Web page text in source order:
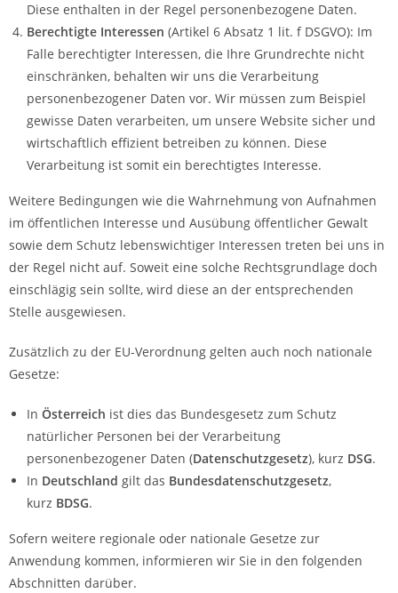
Diese enthalten in der Regel personenbezogene Daten.
Berechtigte Interessen (Artikel 6 Absatz 1 lit. f DSGVO): Im
Falle berechtigter Interessen, die Ihre Grundrechte nicht
einschränken, behalten wir uns die Verarbeitung
personenbezogener Daten vor. Wir müssen zum Beispiel
gewisse Daten verarbeiten, um unsere Website sicher und
wirtschaftlich effizient betreiben zu können. Diese
Verarbeitung ist somit ein berechtigtes Interesse.
Weitere Bedingungen wie die Wahrnehmung von Aufnahmen
im öffentlichen Interesse und Ausübung öffentlicher Gewalt
sowie dem Schutz lebenswichtiger Interessen treten bei uns in
der Regel nicht auf. Soweit eine solche Rechtsgrundlage doch
einschlägig sein sollte, wird diese an der entsprechenden
Stelle ausgewiesen.
Zusätzlich zu der EU-Verordnung gelten auch noch nationale
Gesetze:
In Österreich ist dies das Bundesgesetz zum Schutz
natürlicher Personen bei der Verarbeitung
personenbezogener Daten (Datenschutzgesetz), kurz DSG.
In Deutschland gilt das Bundesdatenschutzgesetz,
kurz BDSG.
Sofern weitere regionale oder nationale Gesetze zur
Anwendung kommen, informieren wir Sie in den folgenden
Abschnitten darüber.